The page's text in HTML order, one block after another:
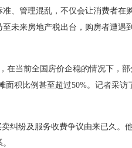
、管理混乱，不仅会让消费者在
未来房地产税出台，购房者遭遇
在当前全国房价企稳的情况下，部
面积比例甚至超过50%。记者采访
纠纷及服务收费争议由来已久。